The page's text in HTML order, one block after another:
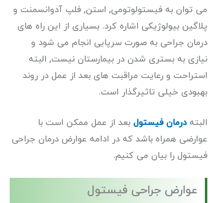
می توان به فیستولوتومی, استن, فلپ آدوانسمنت و
پلاگین بیولوژیکی اشاره کرد. بسیاری از این راه های
درمان جراحی به صورت سرپایی انجام می شود و
نیازی به بستری شدن در بیمارستان نیست, البته
استراحت و رعایت مراقبت های بعد از عمل در روند
بهبودی خیلی تاثیرگذار است.
البتهدرمان فیستول بعد از عمل ممکن است با
عوارضی همراه باشد که در ادامه عوارض درمان جراحی
فیستول را بیان می کنیم.
عوارض جراحی فیستول